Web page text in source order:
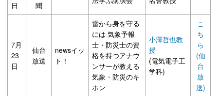
日
聞
7月
23
日
仙台
放送
newsイッ
ト！
雷から身を守る
には 気象予報
士・防災士の資
格を持つアナウ
ンサーが教える
気象・防災のキ
ホン
小澤哲也教
授
(電気電子工
学科)
こ
ち
ら
(仙
台
放
送)